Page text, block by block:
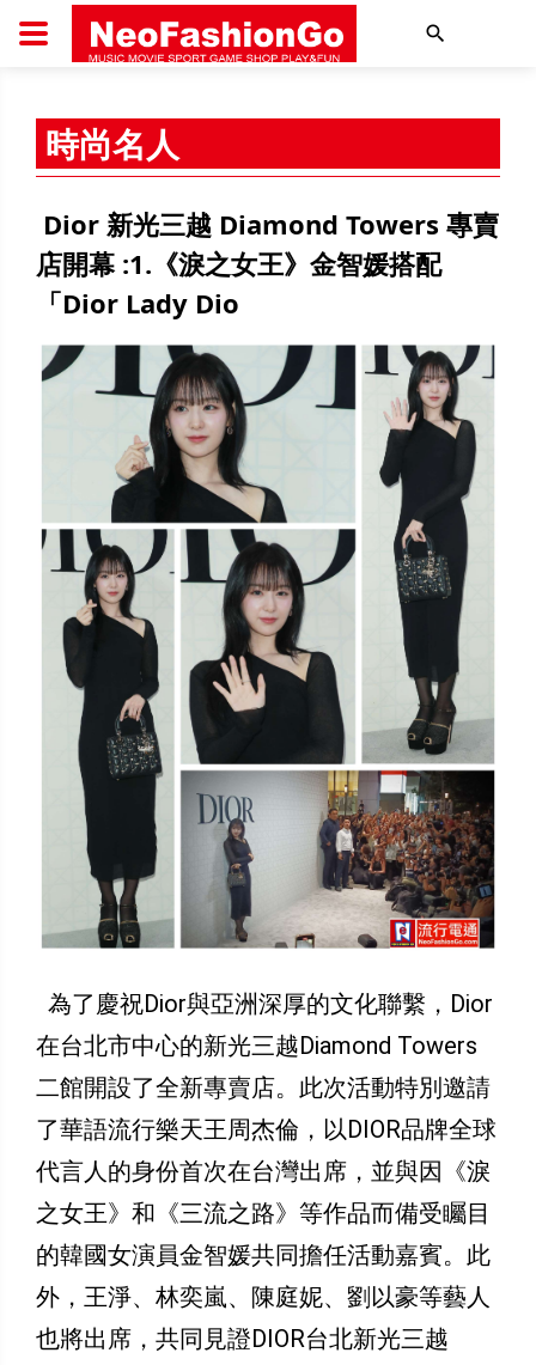
搜尋
時尚名人
Dior 新光三越 Diamond Towers 專賣
店開幕 :1.《淚之女王》金智媛搭配
「Dior Lady Dio
為了慶祝Dior與亞洲深厚的文化聯繫，Dior
在台北市中心的新光三越Diamond Towers
二館開設了全新專賣店。此次活動特別邀請
了華語流行樂天王周杰倫，以DIOR品牌全球
代言人的身份首次在台灣出席，並與因《淚
之女王》和《三流之路》等作品而備受矚目
的韓國女演員金智媛共同擔任活動嘉賓。此
外，王淨、林奕嵐、陳庭妮、劉以豪等藝人
也將出席，共同見證DIOR台北新光三越